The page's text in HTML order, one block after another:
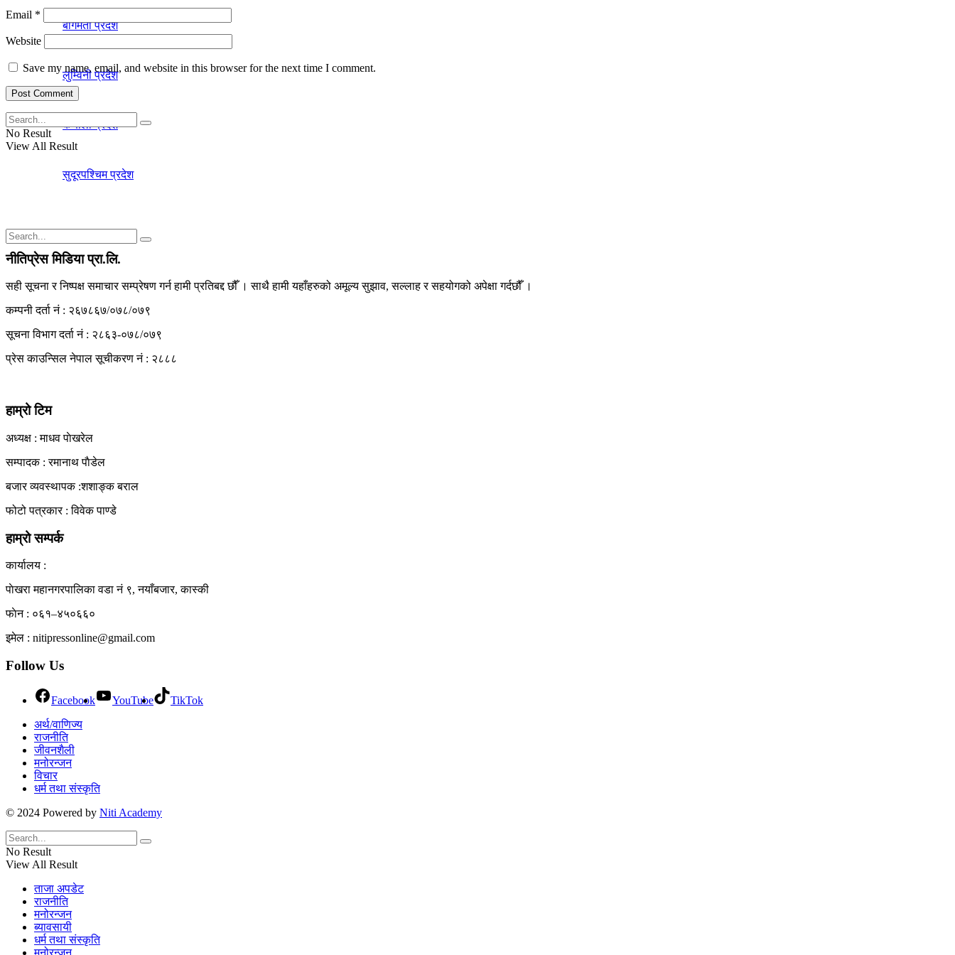
बागमती प्रदेश
लुम्विनी प्रदेश
कर्णाली प्रदेश
सुदूरपश्चिम प्रदेश
No Result
View All Result
Email *
Website
Save my name, email, and website in this browser for the next time I comment.
No Result
View All Result
नीतिप्रेस मिडिया प्रा.लि.
सही सूचना र निष्पक्ष समाचार सम्प्रेषण गर्न हामी प्रतिबद्द छौँ । साथै हामी यहाँहरुको अमूल्य सुझाव, सल्लाह र सहयोगको अपेक्षा गर्दछौँ ।
कम्पनी दर्ता नं : २६७८६७/०७८/०७९
सूचना विभाग दर्ता नं : २८६३-०७८/०७९
प्रेस काउन्सिल नेपाल सूचीकरण नं : २८८८
हाम्रो टिम
अध्यक्ष : माधव पाेखरेल
सम्पादक : रमानाथ पाैडेल
बजार व्यवस्थापक :शशाङ्क बराल
फोटो पत्रकार : विवेक पाण्डे
हाम्रो सम्पर्क
कार्यालय :
पाेखरा महानगरपालिका वडा नं ९, नयाँबजार, कास्की
फाेन : ०६१–४५०६६०
इमेल : nitipressonline@gmail.com
Follow Us
Facebook YouTube
TikTok
अर्थ/वाणिज्य
राजनीति
जीवनशैली
मनोरन्जन
विचार
धर्म तथा संस्कृति
© 2024 Powered by Niti Academy
No Result
View All Result
ताजा अपडेट
राजनीति
मनोरन्जन
ब्यावसायी
धर्म तथा संस्कृति
मनोरन्जन